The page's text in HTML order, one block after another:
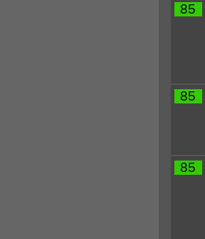
85
85
85